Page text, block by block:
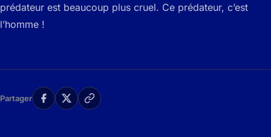
prédateur est beaucoup plus cruel. Ce prédateur, c’est
l’homme !
Partager